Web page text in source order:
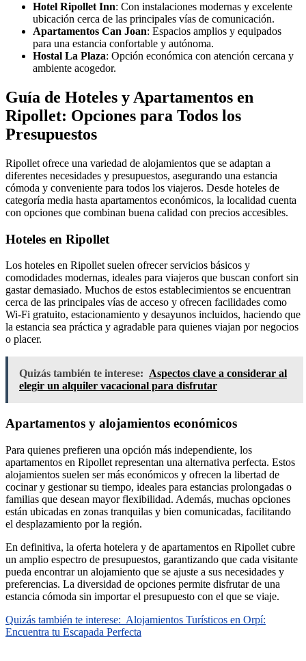
Hotel Ripollet Inn: Con instalaciones modernas y excelente
ubicación cerca de las principales vías de comunicación.
Apartamentos Can Joan: Espacios amplios y equipados
para una estancia confortable y autónoma.
Hostal La Plaza: Opción económica con atención cercana y
ambiente acogedor.
Guía de Hoteles y Apartamentos en
Ripollet: Opciones para Todos los
Presupuestos
Ripollet ofrece una variedad de alojamientos que se adaptan a
diferentes necesidades y presupuestos, asegurando una estancia
cómoda y conveniente para todos los viajeros. Desde hoteles de
categoría media hasta apartamentos económicos, la localidad cuenta
con opciones que combinan buena calidad con precios accesibles.
Hoteles en Ripollet
Los hoteles en Ripollet suelen ofrecer servicios básicos y
comodidades modernas, ideales para viajeros que buscan confort sin
gastar demasiado. Muchos de estos establecimientos se encuentran
cerca de las principales vías de acceso y ofrecen facilidades como
Wi-Fi gratuito, estacionamiento y desayunos incluidos, haciendo que
la estancia sea práctica y agradable para quienes viajan por negocios
o placer.
Quizás también te interese: Aspectos clave a considerar al
elegir un alquiler vacacional para disfrutar
Apartamentos y alojamientos económicos
Para quienes prefieren una opción más independiente, los
apartamentos en Ripollet representan una alternativa perfecta. Estos
alojamientos suelen ser más económicos y ofrecen la libertad de
cocinar y gestionar su tiempo, ideales para estancias prolongadas o
familias que desean mayor flexibilidad. Además, muchas opciones
están ubicadas en zonas tranquilas y bien comunicadas, facilitando
el desplazamiento por la región.
En definitiva, la oferta hotelera y de apartamentos en Ripollet cubre
un amplio espectro de presupuestos, garantizando que cada visitante
pueda encontrar un alojamiento que se ajuste a sus necesidades y
preferencias. La diversidad de opciones permite disfrutar de una
estancia cómoda sin importar el presupuesto con el que se viaje.
Quizás también te interese: Alojamientos Turísticos en Orpí:
Encuentra tu Escapada Perfecta